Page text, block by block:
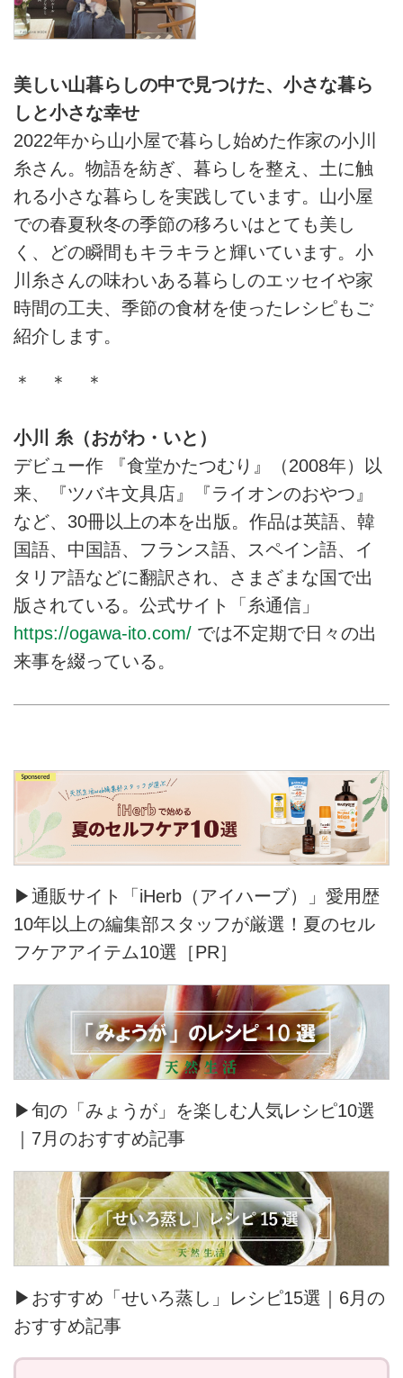
美しい山暮らしの中で見つけた、小さな暮ら
しと小さな幸せ
2022年から山小屋で暮らし始めた作家の小川
糸さん。物語を紡ぎ、暮らしを整え、土に触
れる小さな暮らしを実践しています。山小屋
での春夏秋冬の季節の移ろいはとても美し
く、どの瞬間もキラキラと輝いています。小
川糸さんの味わいある暮らしのエッセイや家
時間の工夫、季節の食材を使ったレシピもご
紹介します。
＊ ＊ ＊
小川 糸（おがわ・いと）
デビュー作 『食堂かたつむり』（2008年）以
来、『ツバキ文具店』『ライオンのおやつ』
など、30冊以上の本を出版。作品は英語、韓
国語、中国語、フランス語、スペイン語、イ
タリア語などに翻訳され、さまざまな国で出
版されている。公式サイト「糸通信」
https://ogawa-ito.com/ では不定期で日々の出
来事を綴っている。
▶通販サイト「iHerb（アイハーブ）」愛用歴
10年以上の編集部スタッフが厳選！夏のセル
フケアアイテム10選［PR］
▶旬の「みょうが」を楽しむ人気レシピ10選
｜7月のおすすめ記事
▶おすすめ「せいろ蒸し」レシピ15選｜6月の
おすすめ記事